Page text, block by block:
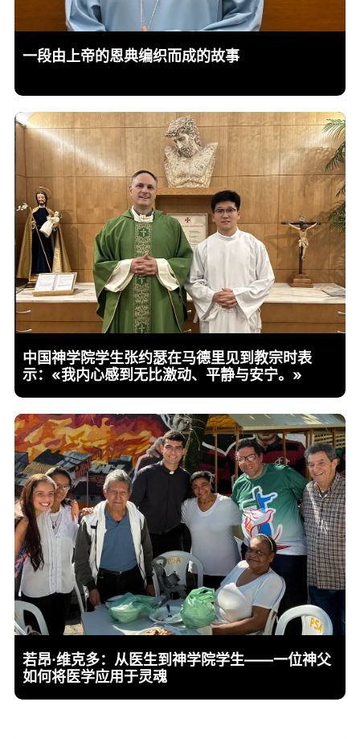
一段由上帝的恩典编织而成的故事
中国神学院学生张约瑟在马德里见到教宗时表
示：«我内心感到无比激动、平静与安宁。»
若昂·维克多：从医生到神学院学生——一位神父
如何将医学应用于灵魂